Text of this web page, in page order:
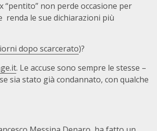
non perde occasione per
renda le sue dichiarazioni più
dopo scarcerato)?
. Le accuse sono sempre le stesse –
sia stato già condannato, con qualche